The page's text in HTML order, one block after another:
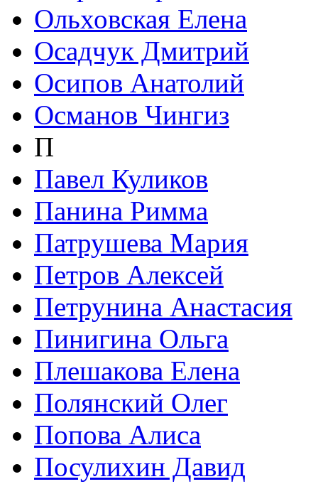
Ольховская Елена
Осадчук Дмитрий
Осипов Анатолий
Османов Чингиз
П
Павел Куликов
Панина Римма
Патрушева Мария
Петров Алексей
Петрунина Анастасия
Пинигина Ольга
Плешакова Елена
Полянский Олег
Попова Алиса
Посулихин Давид